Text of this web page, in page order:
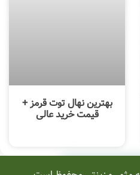
بهترین نهال توت قرمز +
قیمت خرید عالی